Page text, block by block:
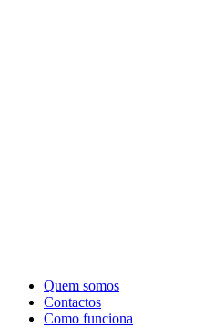
Quem somos
Contactos
Como funciona